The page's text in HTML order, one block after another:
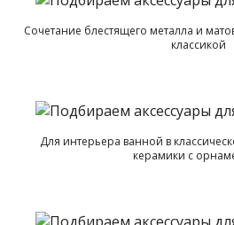
Сочетание блестящего металла и
классикой
Для интерьера ванной в
керамики с